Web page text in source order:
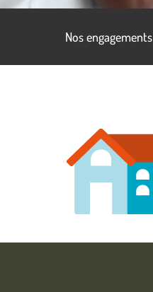
Nos engagements